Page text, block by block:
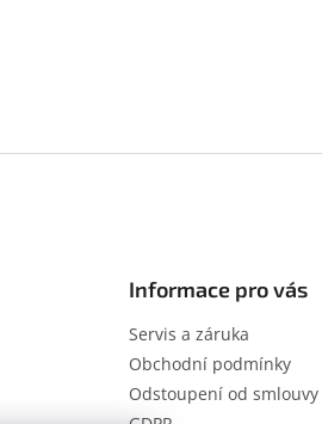
Informace pro vás
Servis a záruka
Obchodní podmínky
Odstoupení od smlouvy